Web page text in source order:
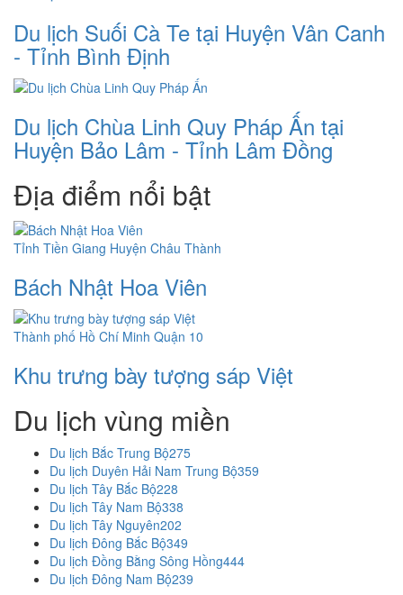
Du lịch Suối Cà Te tại Huyện Vân Canh
- Tỉnh Bình Định
Du lịch Chùa Linh Quy Pháp Ấn tại
Huyện Bảo Lâm - Tỉnh Lâm Đồng
Địa điểm nổi bật
Tỉnh Tiền Giang Huyện Châu Thành
Bách Nhật Hoa Viên
Thành phố Hồ Chí Minh Quận 10
Khu trưng bày tượng sáp Việt
Du lịch vùng miền
Du lịch Bắc Trung Bộ275
Du lịch Duyên Hải Nam Trung Bộ359
Du lịch Tây Bắc Bộ228
Du lịch Tây Nam Bộ338
Du lịch Tây Nguyên202
Du lịch Đông Bắc Bộ349
Du lịch Đồng Bằng Sông Hồng444
Du lịch Đông Nam Bộ239